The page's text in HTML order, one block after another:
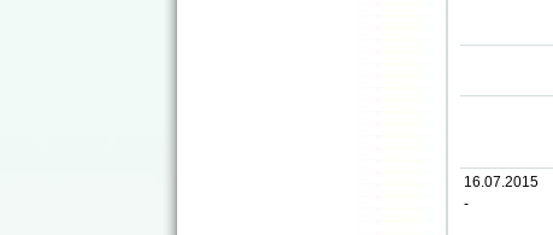
16.07.2015
-